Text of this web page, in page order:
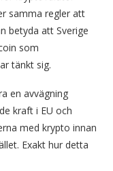
samma regler att
betyda att Sverige
som
tänkt sig.
en avvägning
kraft i EU och
med krypto innan
Exakt hur detta